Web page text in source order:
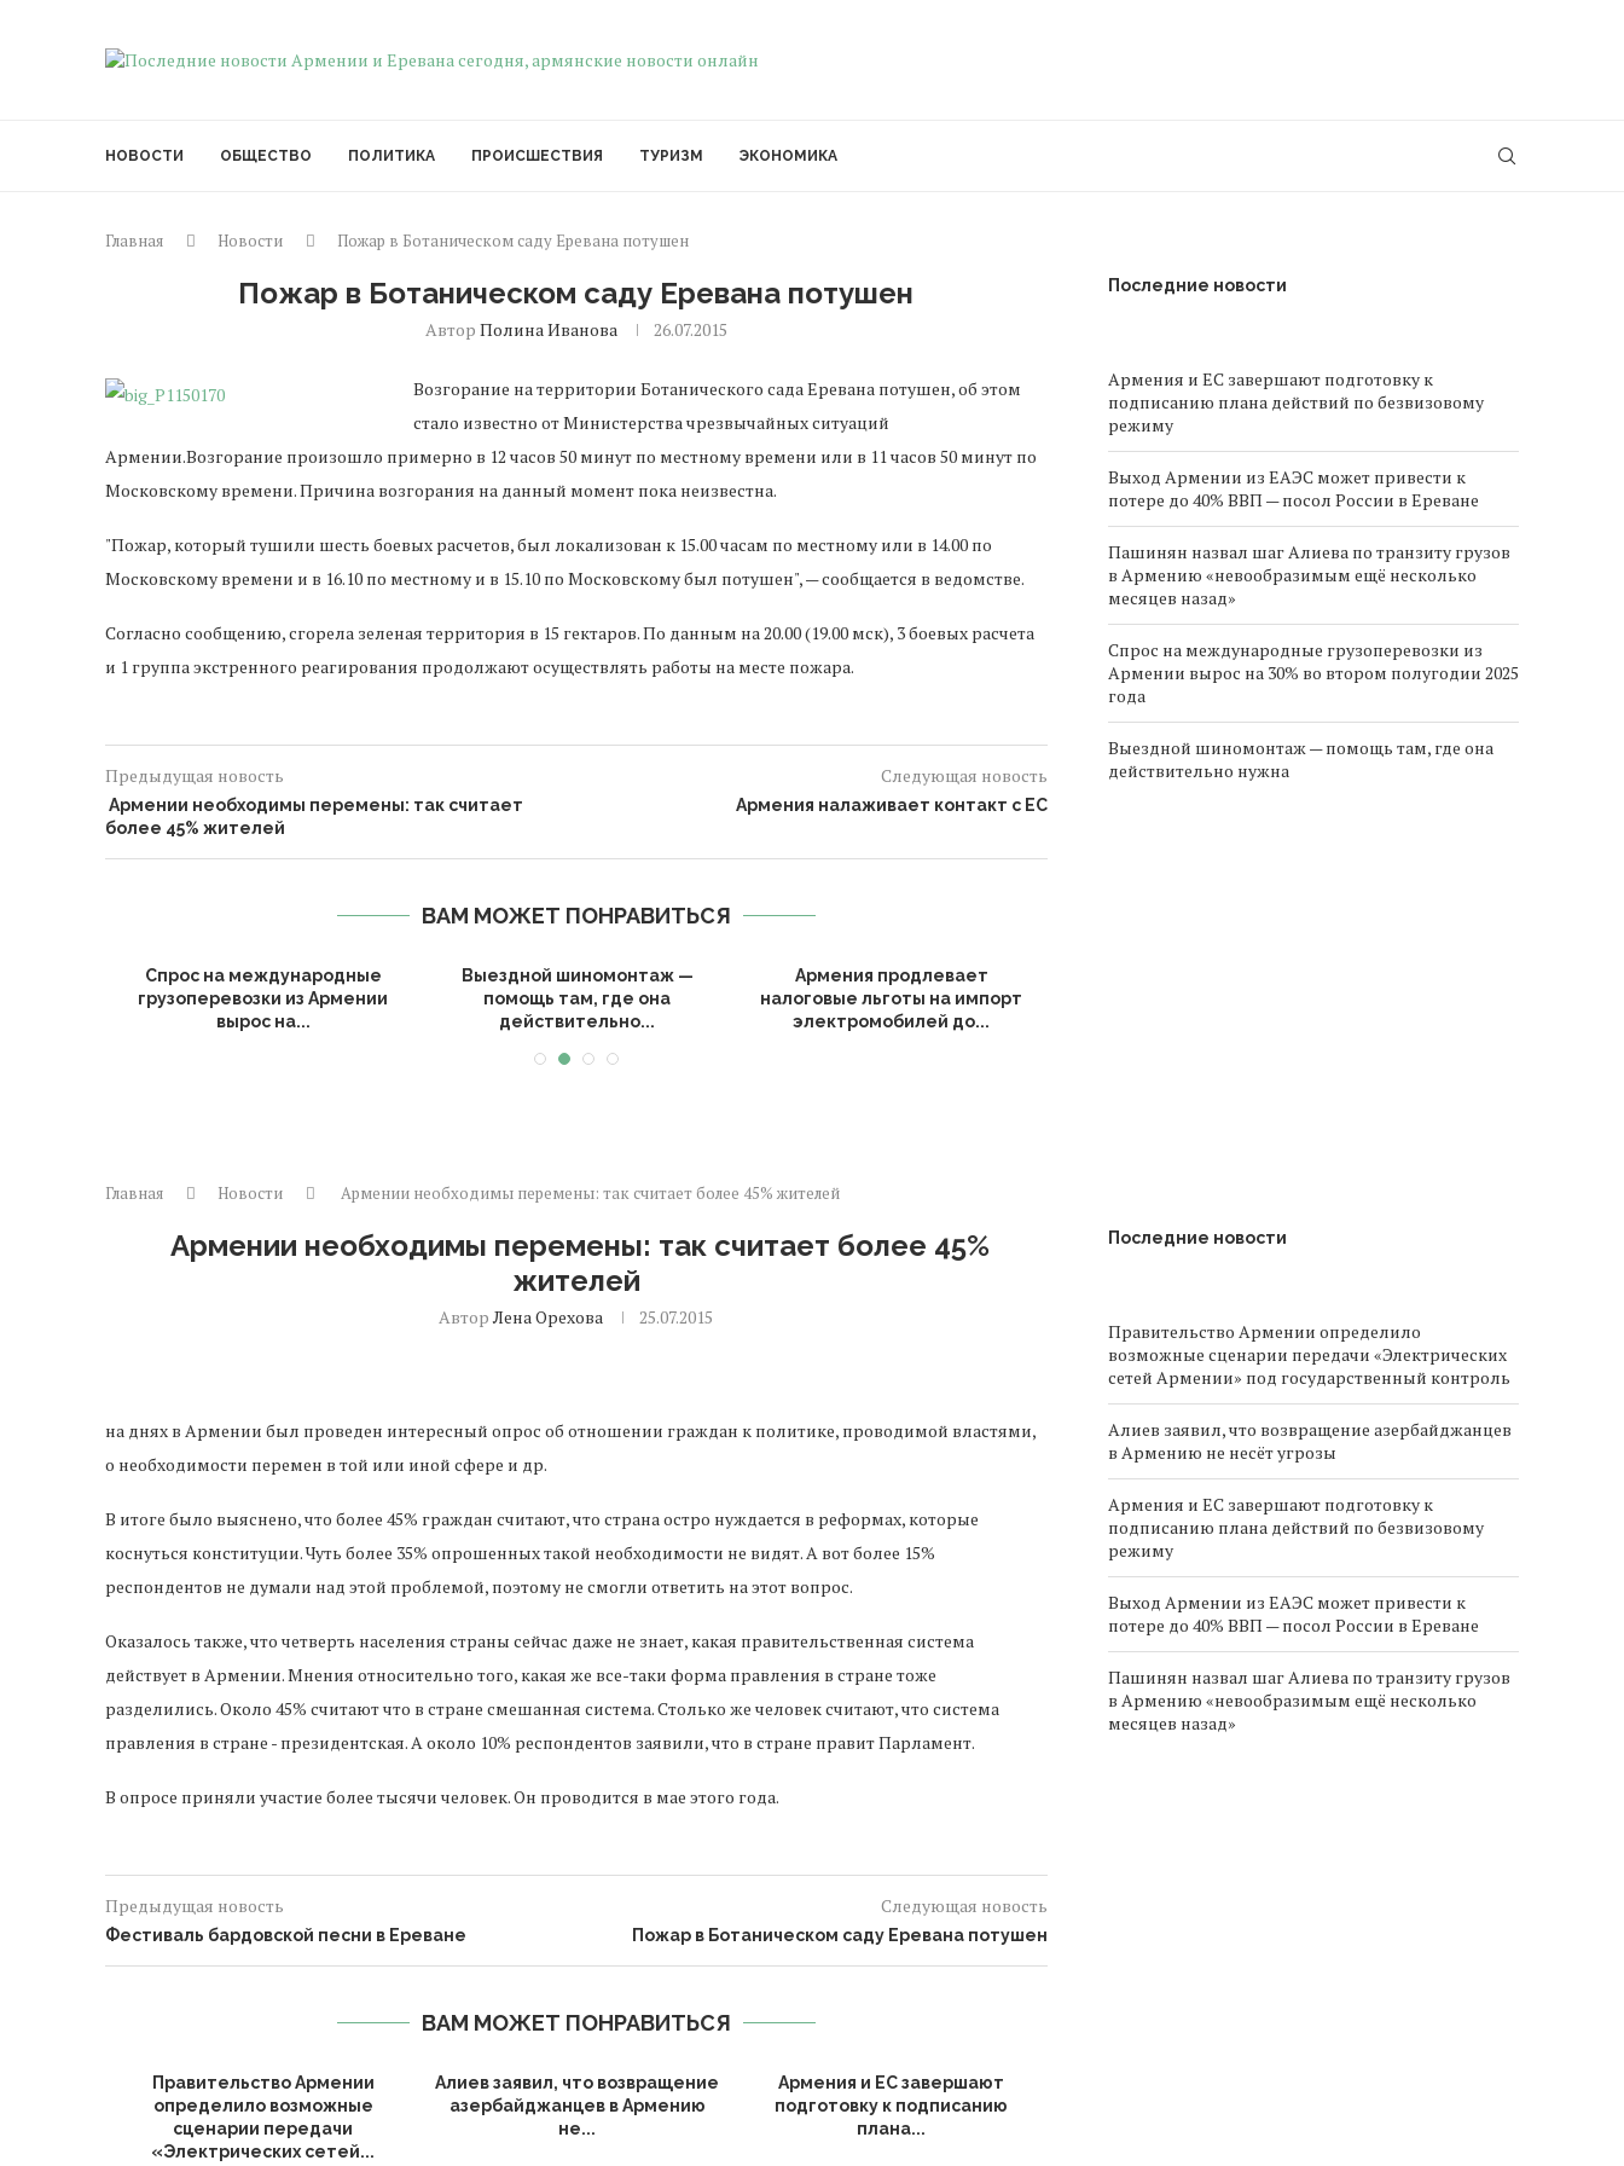
НОВОСТИ ОБЩЕСТВО ПОЛИТИКА ПРОИСШЕСТВИЯ ТУРИЗМ ЭКОНОМИКА
Главная Новости Пожар в Ботаническом саду Еревана потушен
Пожар в Ботаническом саду Еревана потушен
Автор Полина Иванова 26.07.2015
Возгорание на территории Ботанического сада Еревана потушен, об этом
стало известно от Министерства чрезвычайных ситуаций
Армении.Возгорание произошло примерно в 12 часов 50 минут по местному времени или в 11 часов 50 минут по
Московскому времени. Причина возгорания на данный момент пока неизвестна.
"Пожар, который тушили шесть боевых расчетов, был локализован к 15.00 часам по местному или в 14.00 по
Московскому времени и в 16.10 по местному и в 15.10 по Московскому был потушен", — сообщается в ведомстве.
Согласно сообщению, сгорела зеленая территория в 15 гектаров. По данным на 20.00 (19.00 мск), 3 боевых расчета
и 1 группа экстренного реагирования продолжают осуществлять работы на месте пожара.
Предыдущая новость
Армении необходимы перемены: так считает
более 45% жителей
Следующая новость
Армения налаживает контакт с ЕС
ВАМ МОЖЕТ ПОНРАВИТЬСЯ
Спрос на международные
грузоперевозки из Армении
вырос на...
Выездной шиномонтаж —
помощь там, где она
действительно...
Армения продлевает
налоговые льготы на импорт
электромобилей до...
Последние новости
Армения и ЕС завершают подготовку к
подписанию плана действий по безвизовому
режиму
Выход Армении из ЕАЭС может привести к
потере до 40% ВВП — посол России в Ереване
Пашинян назвал шаг Алиева по транзиту грузов
в Армению «невообразимым ещё несколько
месяцев назад»
Спрос на международные грузоперевозки из
Армении вырос на 30% во втором полугодии 2025
года
Выездной шиномонтаж — помощь там, где она
действительно нужна
Главная Новости Армении необходимы перемены: так считает более 45% жителей
Армении необходимы перемены: так считает более 45%
жителей
АвторЛена Орехова 25.07.2015
на днях в Армении был проведен интересный опрос об отношении граждан к политике, проводимой властями,
о необходимости перемен в той или иной сфере и др.
В итоге было выяснено, что более 45% граждан считают, что страна остро нуждается в реформах, которые
коснуться конституции. Чуть более 35% опрошенных такой необходимости не видят. А вот более 15%
респондентов не думали над этой проблемой, поэтому не смогли ответить на этот вопрос.
Оказалось также, что четверть населения страны сейчас даже не знает, какая правительственная система
действует в Армении. Мнения относительно того, какая же все-таки форма правления в стране тоже
разделились. Около 45% считают что в стране смешанная система. Столько же человек считают, что система
правления в стране - президентская. А около 10% респондентов заявили, что в стране правит Парламент.
В опросе приняли участие более тысячи человек. Он проводится в мае этого года.
Предыдущая новость
Фестиваль бардовской песни в Ереване
Следующая новость
Пожар в Ботаническом саду Еревана потушен
ВАМ МОЖЕТ ПОНРАВИТЬСЯ
Правительство Армении
определило возможные
сценарии передачи
«Электрических сетей...
Алиев заявил, что возвращение
азербайджанцев в Армению
не...
Армения и ЕС завершают
подготовку к подписанию
плана...
Последние новости
Правительство Армении определило
возможные сценарии передачи «Электрических
сетей Армении» под государственный контроль
Алиев заявил, что возвращение азербайджанцев
в Армению не несёт угрозы
Армения и ЕС завершают подготовку к
подписанию плана действий по безвизовому
режиму
Выход Армении из ЕАЭС может привести к
потере до 40% ВВП — посол России в Ереване
Пашинян назвал шаг Алиева по транзиту грузов
в Армению «невообразимым ещё несколько
месяцев назад»